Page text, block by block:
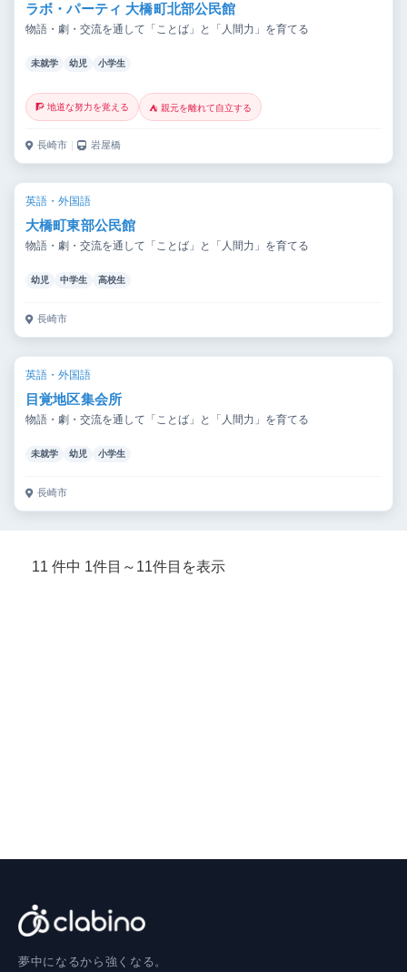
ラボ・パーティ 大橋町北部公民館
物語・劇・交流を通して「ことば」と「人間力」を育てる
未就学 幼児 小学生
🧗 地道な努力を覚える ⛺ 親元を離れて自立する
長崎市 ｜ 岩屋橋
英語・外国語
大橋町東部公民館
物語・劇・交流を通して「ことば」と「人間力」を育てる
幼児 中学生 高校生
長崎市
英語・外国語
目覚地区集会所
物語・劇・交流を通して「ことば」と「人間力」を育てる
未就学 幼児 小学生
長崎市
11 件中 1件目～11件目を表示
夢中になるから強くなる。